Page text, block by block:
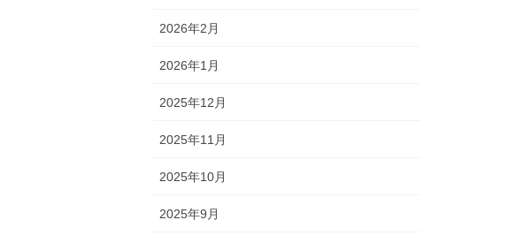
2026年2月
2026年1月
2025年12月
2025年11月
2025年10月
2025年9月